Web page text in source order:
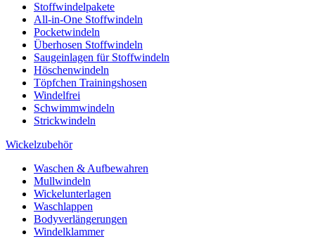
Stoffwindelpakete
All-in-One Stoffwindeln
Pocketwindeln
Überhosen Stoffwindeln
Saugeinlagen für Stoffwindeln
Höschenwindeln
Töpfchen Trainingshosen
Windelfrei
Schwimmwindeln
Strickwindeln
Wickelzubehör
Waschen & Aufbewahren
Mullwindeln
Wickelunterlagen
Waschlappen
Bodyverlängerungen
Windelklammer